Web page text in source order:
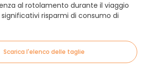
al rotolamento durante il viaggio
risparmi di consumo di
Scarica l'elenco delle taglie